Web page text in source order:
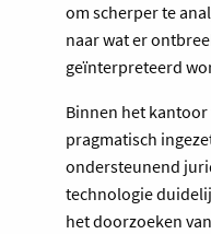
om scherper te
naar wat er
geïnterpreteerd
Binnen het
pragmatisch
ondersteunend
technologie
het doorzoeken